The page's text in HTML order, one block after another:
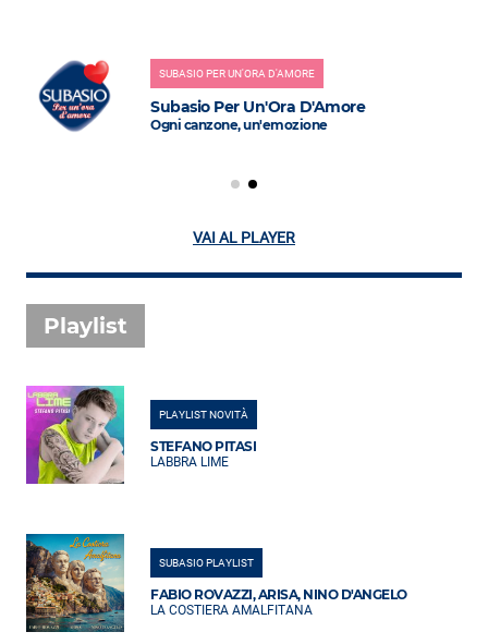
SUBASIO PER UN'ORA D'AMORE
Subasio Per Un'Ora D'Amore
Ogni canzone, un'emozione
VAI AL PLAYER
Playlist
PLAYLIST NOVITÀ
STEFANO PITASI
LABBRA LIME
SUBASIO PLAYLIST
FABIO ROVAZZI, ARISA, NINO D'ANGELO
LA COSTIERA AMALFITANA